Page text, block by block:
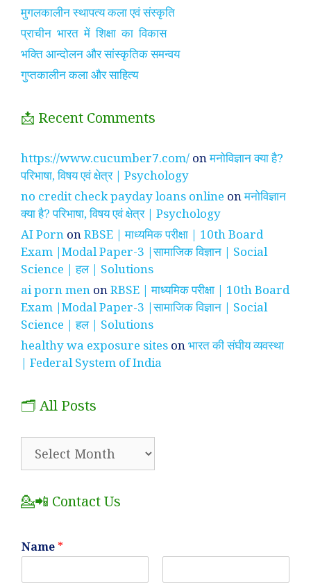
मुगलकालीन स्थापत्य कला एवं संस्कृति
प्राचीन भारत में शिक्षा का विकास
भक्ति आन्दोलन और सांस्कृतिक समन्वय
गुप्तकालीन कला और साहित्य
📩 Recent Comments
https://www.cucumber7.com/ onमनोविज्ञान क्या है?
परिभाषा, विषय एवं क्षेत्र | Psychology
no credit check payday loans online onमनोविज्ञान
क्या है? परिभाषा, विषय एवं क्षेत्र | Psychology
AI Porn onRBSE | माध्यमिक परीक्षा | 10th Board
Exam |Modal Paper-3 |सामाजिक विज्ञान | Social
Science | हल | Solutions
ai porn men onRBSE | माध्यमिक परीक्षा | 10th Board
Exam |Modal Paper-3 |सामाजिक विज्ञान | Social
Science | हल | Solutions
healthy wa exposure sites onभारत की संघीय व्यवस्था
| Federal System of India
🗂️ All Posts
💁📲 Contact Us
Name *